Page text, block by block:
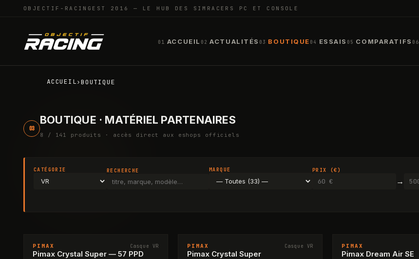
OBJECTIF-RACING EST 2016 — LE HUB DES SIMRACERS PC ET CONSOLE
01 ACCUEIL 02 ACTUALITÉS 03 BOUTIQUE 04 ESSAIS 05 COMPARATIFS 06
ACCUEIL›BOUTIQUE
03
BOUTIQUE · MATÉRIEL PARTENAIRES
8 / 141 produit s · accès direct aux eshops officiels
CATÉGORIE RECHERCHE MARQUE PRIX (€)
→
-11%
PIMAX Casque VR
Pimax Crystal Super — 57 PPD
-11%
PIMAX Casque VR
Pimax Crystal Super
PIMAX
Pimax Dream Air SE